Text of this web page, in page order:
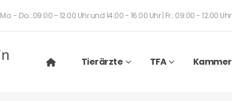
Mo. - Do.: 09:00 - 12:00 Uhr und 14:00 - 16:00 Uhr | Fr.: 09:00 - 12:00 Uhr
Tierärzte TFA Kammer